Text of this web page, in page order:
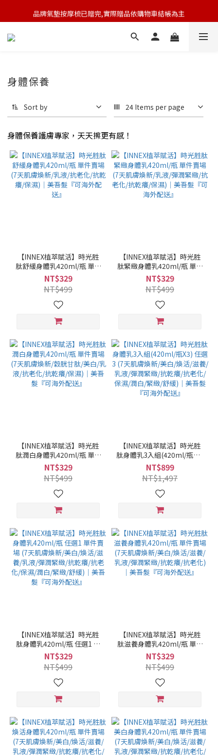
🆕 新會員註冊開卡送9折券 💰
品牌氣墊按摩梳已贈完,實際贈品依購物車結帳為主
🆕 新會員註冊開卡送9折券 💰
身體保養
Sort by 24 Items per page
身體保養護膚專家，天天擦更有感！
【INNEX植萃賦活】時光胜
肽舒緩身體乳420ml/瓶 單件
賣場 (7天肌膚煥新/乳液/抗
老化/抗乾癢/保濕)｜美吾髮
『可海外配送』
NT$329
NT$499
【INNEX植萃賦活】時光胜
肽緊緻身體乳420ml/瓶 單件
賣場 (7天肌膚煥新/乳液/彈
潤緊緻/抗老化/抗乾癢/保濕)
｜美吾髮『可海外配送』
NT$329
NT$499
【INNEX植萃賦活】時光胜
肽潤白身體乳420ml/瓶 單件
賣場 (7天肌膚煥新/穀胱⽢
肽/美白/乳液/抗老化/抗乾癢/
保濕)｜美吾髮『可海外配
送』
NT$329
NT$499
【INNEX植萃賦活】時光胜
肽身體乳3入組(420ml/瓶X3)
任選3 (7天肌膚煥新/美白/煥
活/滋養/乳液/彈潤緊緻/抗乾
癢/抗老化/保濕/潤白/緊緻/舒
緩)｜美吾髮『可海外配送』
NT$899
NT$1,497
【INNEX植萃賦活】時光胜
肽身體乳420ml/瓶 任選1 單
件賣場 (7天肌膚煥新/美白/
煥活/滋養/乳液/彈潤緊緻/抗
乾癢/抗老化/保濕/潤白/緊緻/
舒緩)｜美吾髮『可海外配
NT$329
NT$499
【INNEX植萃賦活】時光胜
肽滋養身體乳420ml/瓶 單件
賣場 (7天肌膚煥新/美白/煥
活/滋養/乳液/彈潤緊緻/抗乾
癢/抗老化)｜美吾髮『可海外
配送』
NT$329
NT$499